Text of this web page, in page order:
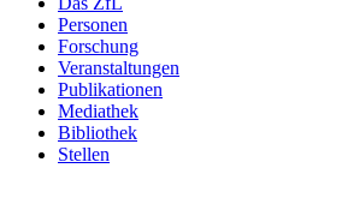
Personen
Forschung
Veranstaltungen
Publikationen
Mediathek
Bibliothek
Stellen